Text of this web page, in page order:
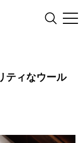
ティなウール